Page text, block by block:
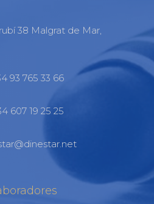
38 Malgrat de Mar,
93 765 33 66
607 19 25 25